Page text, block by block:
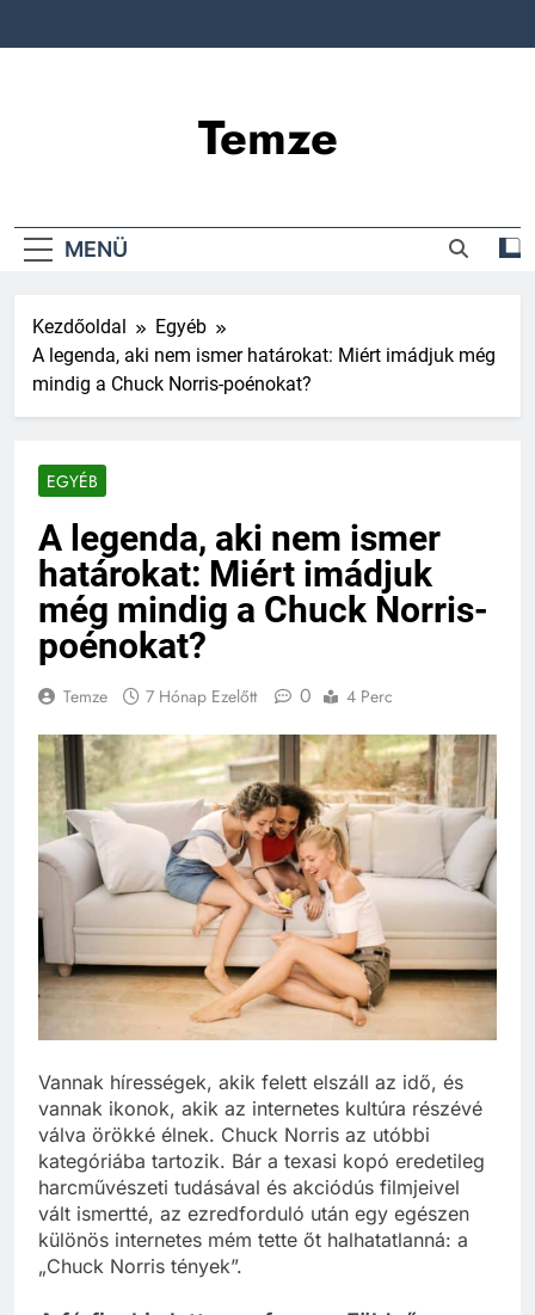
Temze
MENÜ
Kezdőoldal
Egyéb
A legenda, aki nem ismer határokat: Miért imádjuk még
mindig a Chuck Norris-poénokat?
EGYÉB
A legenda, aki nem ismer
határokat: Miért imádjuk
még mindig a Chuck Norris-
poénokat?
Temze 7 Hónap Ezelőtt 0 4 Perc
Vannak hírességek, akik felett elszáll az idő, és
vannak ikonok, akik az internetes kultúra részévé
válva örökké élnek. Chuck Norris az utóbbi
kategóriába tartozik. Bár a texasi kopó eredetileg
harcművészeti tudásával és akciódús filmjeivel
vált ismertté, az ezredforduló után egy egészen
különös internetes mém tette őt halhatatlanná: a
„Chuck Norris tények”.